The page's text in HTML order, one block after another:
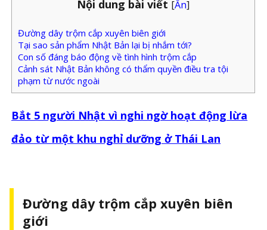
Nội dung bài viết [Ẩn]
Đường dây trộm cắp xuyên biên giới
Tại sao sản phẩm Nhật Bản lại bị nhắm tới?
Con số đáng báo động về tình hình trộm cắp
Cảnh sát Nhật Bản không có thẩm quyền điều tra tội
phạm từ nước ngoài
Bắt 5 người Nhật vì nghi ngờ hoạt động lừa
đảo từ một khu nghỉ dưỡng ở Thái Lan
Đường dây trộm cắp xuyên biên
giới